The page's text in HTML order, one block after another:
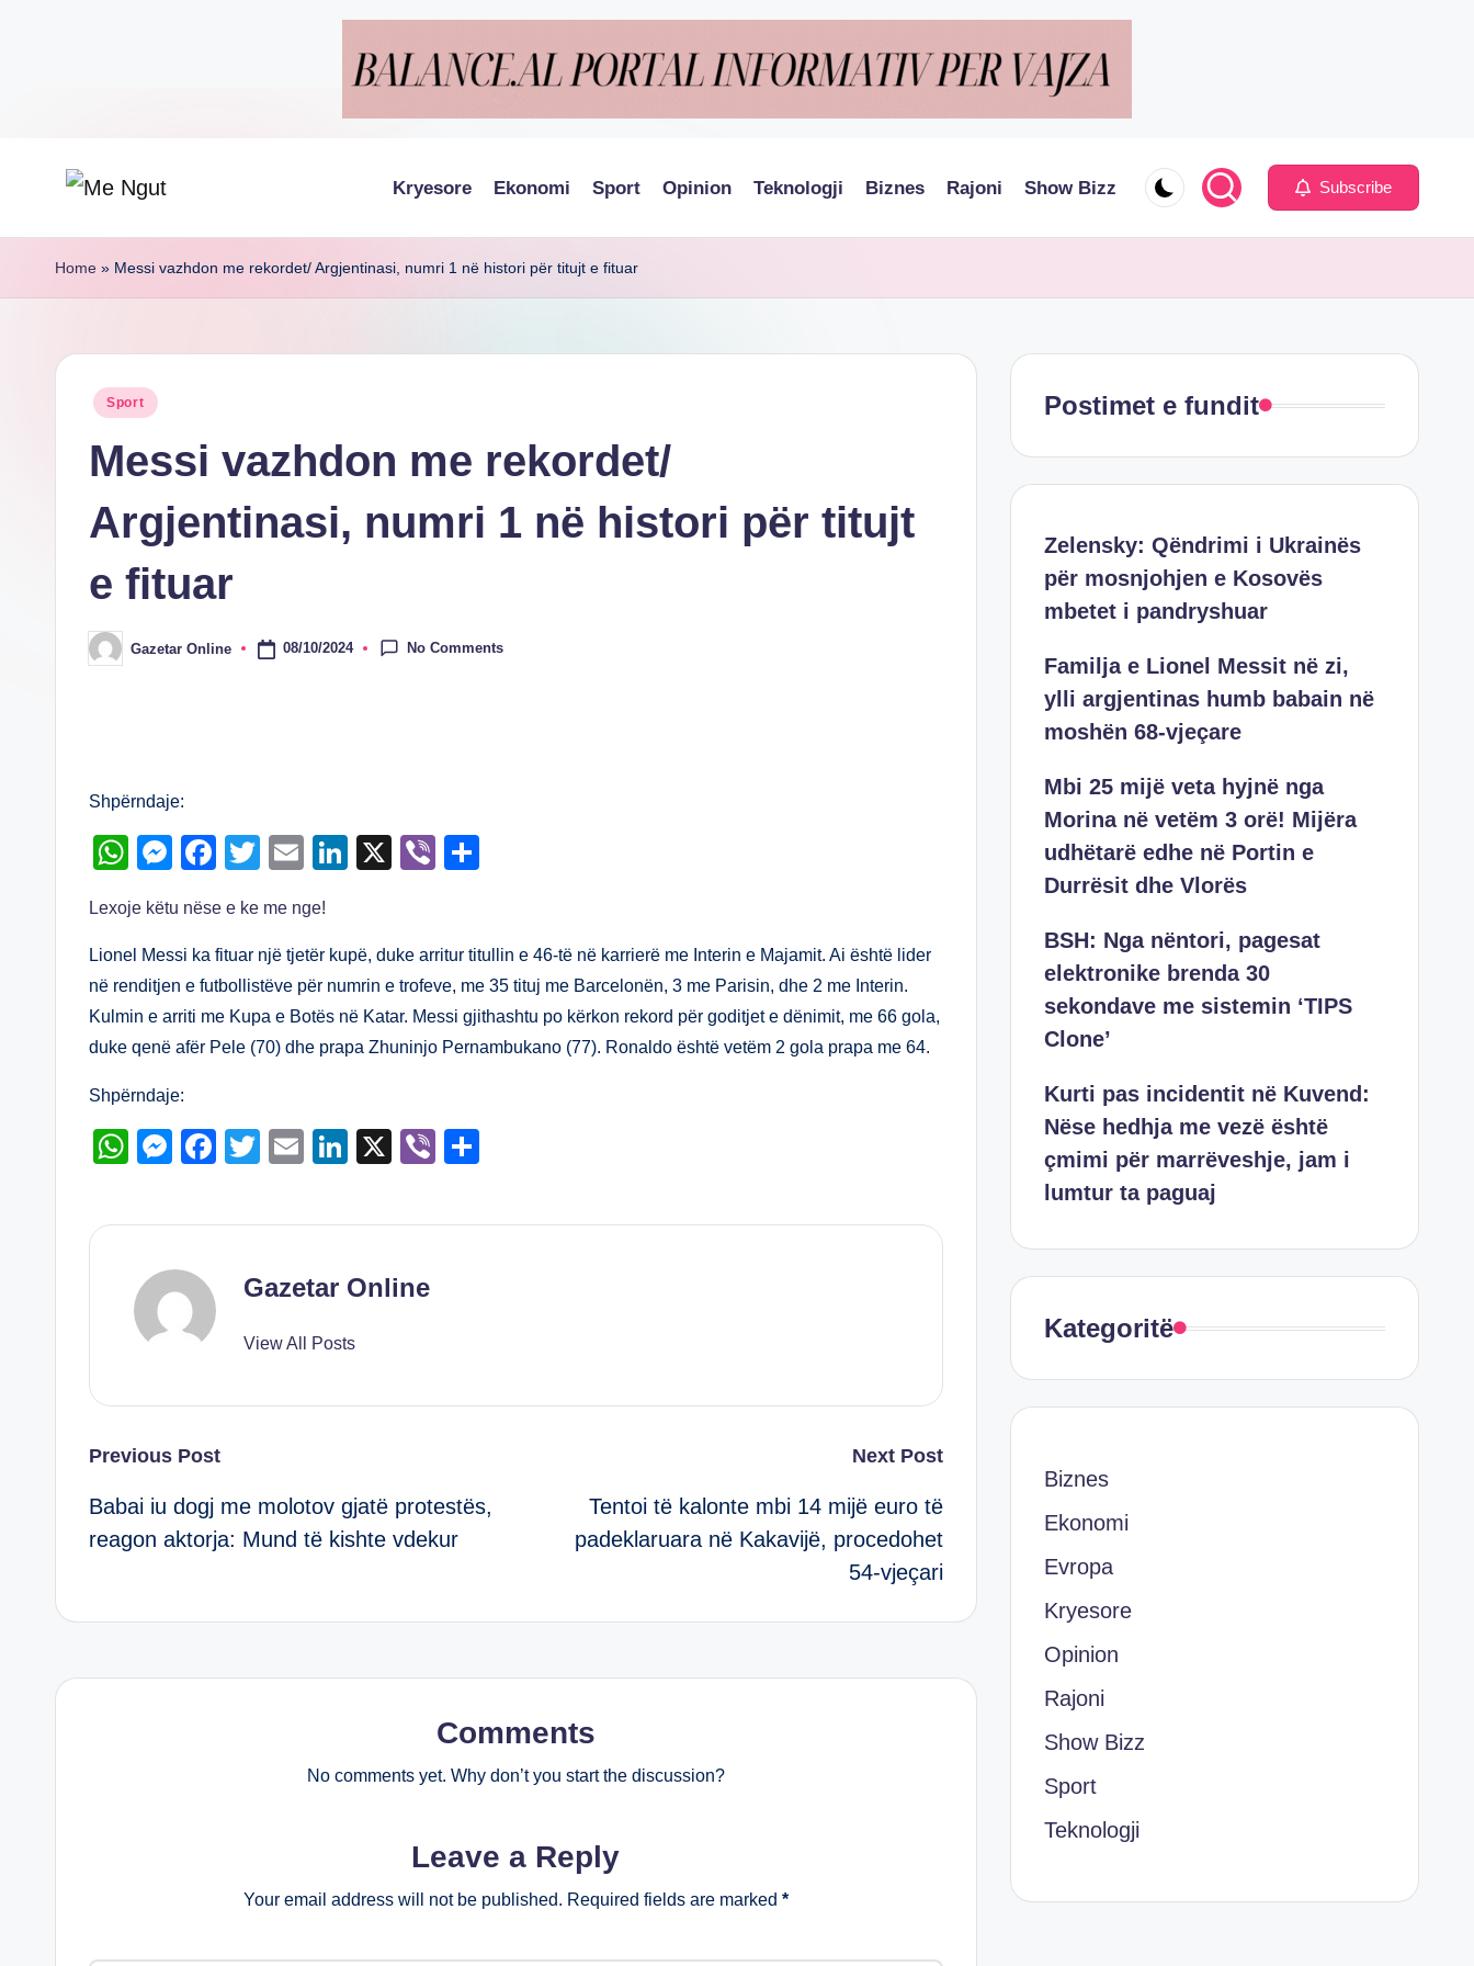
M
e
g
lexohen
lajmet
ngut
Kryesore Ekonomi Sport Opinion Teknologji Biznes Rajoni Show Bizz Subscribe
Home » Messi vazhdon me rekordet/ Argjentinasi, numri 1 në histori për titujt e fituar
Posted
Sport
Messi vazhdon me rekordet/
Argjentinasi, numri 1 në histori për titujt
e fituar
Posted
by
Gazetar Online 08/10/2024 No Comments
Shpërndaje:
W
at
s
A
p
p
M
ss
e
n
g
er
F
c
e
b
o
o
T
tt
er
E
ail
Li
e
dI
n
X
Vi
e
Lexoje këtu nëse e ke me nge!
Lionel Messi ka fituar një tjetër kupë, duke arritur titullin e 46-të në karrierë me Interin e Majamit. Ai është lider
në renditjen e futbollistëve për numrin e trofeve, me 35 tituj me Barcelonën, 3 me Parisin, dhe 2 me Interin.
Kulmin e arriti me Kupa e Botës në Katar. Messi gjithashtu po kërkon rekord për goditjet e dënimit, me 66 gola,
duke qenë afër Pele (70) dhe prapa Zhuninjo Pernambukano (77). Ronaldo është vetëm 2 gola prapa me 64.
Shpërndaje:
W
at
A
p
M
ss
n
g
F
c
T
tt
E
ail
Li
k
dI
X
Vi
er ar
Gazetar Online
View All Posts
Post
navigation
Previous Post
Babai iu dogj me molotov gjatë protestës,
reagon aktorja: Mund të kishte vdekur
Next Post
Tentoi të kalonte mbi 14 mijë euro të
padeklaruara në Kakavijë, procedohet
54-vjeçari
Comments
No comments yet. Why don’t you start the discussion?
Leave a Reply
Your email address will not be published. Required fields are marked *
Postimet e fundit
Zelensky: Qëndrimi i Ukrainës
për mosnjohjen e Kosovës
mbetet i pandryshuar
Familja e Lionel Messit në zi,
ylli argjentinas humb babain në
moshën 68-vjeçare
Mbi 25 mijë veta hyjnë nga
Morina në vetëm 3 orë! Mijëra
udhëtarë edhe në Portin e
Durrësit dhe Vlorës
BSH: Nga nëntori, pagesat
elektronike brenda 30
sekondave me sistemin ‘TIPS
Clone’
Kurti pas incidentit në Kuvend:
Nëse hedhja me vezë është
çmimi për marrëveshje, jam i
lumtur ta paguaj
Kategoritë
Biznes
Ekonomi
Evropa
Kryesore
Opinion
Rajoni
Show Bizz
Sport
Teknologji